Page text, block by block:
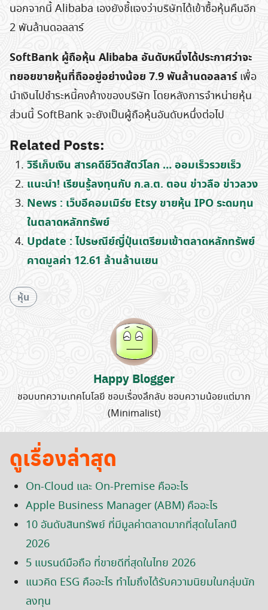
for:
นอกจากนี้ Alibaba เองยังชี้แจงว่าบริษัทได้เข้าซื้อหุ้นคืนอีก
2 พันล้านดอลลาร์
SoftBank ผู้ถือหุ้น Alibaba อันดับหนึ่งได้ประกาศว่าจะ
ทยอยขายหุ้นที่ถืออยู่อย่างน้อย 7.9 พันล้านดอลลาร์เพื่อ
นำเงินไปชำระหนี้คงค้างของบริษัท โดยหลังการจำหน่ายหุ้น
ส่วนนี้ SoftBank จะยังเป็นผู้ถือหุ้นอันดับหนึ่งต่อไป
Related Posts:
วิธีเก็บเงิน สารคดีชีวิตสัตว์โลก … ออมเร็วรวยเร็ว
แนะนำ! เรียนรู้ลงทุนกับ ก.ล.ต. ตอน ข่าวลือ ข่าวลวง
News : เว็บอีคอมเมิร์ซ Etsy ขายหุ้น IPO ระดมทุน
ในตลาดหลักทรัพย์
Update : ไปรษณีย์ญี่ปุ่นเตรียมเข้าตลาดหลักทรัพย์
คาดมูลค่า 12.61 ล้านล้านเยน
หุ้น
Happy Blogger
ชอบบทความเทคโนโลยี ชอบเรื่องลึกลับ ชอบความน้อยแต่มาก
(Minimalist)
ดูเรื่องล่าสุด
On-Cloud และ On-Premise คืออะไร
Apple Business Manager (ABM) คืออะไร
10 อันดับสินทรัพย์ ที่มีมูลค่าตลาดมากที่สุดในโลกปี
2026
5 แบรนด์มือถือ ที่ขายดีที่สุดในไทย 2026
แนวคิด ESG คืออะไร ทำไมถึงได้รับความนิยมในกลุ่มนัก
ลงทุน